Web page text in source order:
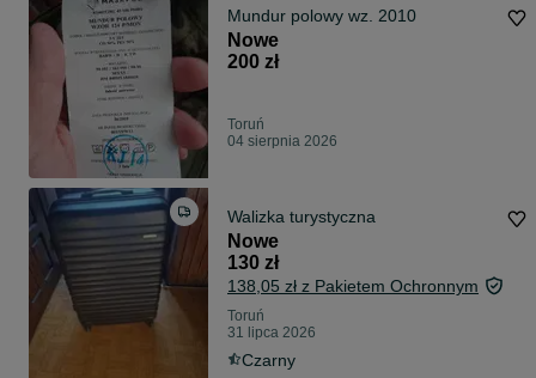
Mundur polowy wz. 2010
Nowe
200 zł
Toruń
04 sierpnia 2026
Walizka turystyczna
Nowe
130 zł
138,05 zł z Pakietem Ochronnym
Toruń
31 lipca 2026
Czarny